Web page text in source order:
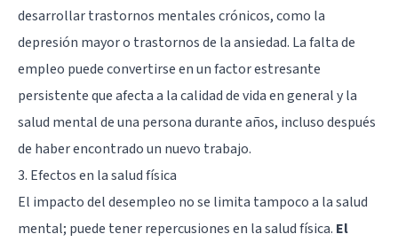
desarrollar trastornos mentales crónicos, como la
depresión mayor o trastornos de la ansiedad. La falta de
empleo puede convertirse en un factor estresante
persistente que afecta a la calidad de vida en general y la
salud mental de una persona durante años, incluso después
de haber encontrado un nuevo trabajo.
3. Efectos en la salud física
El impacto del desempleo no se limita tampoco a la salud
mental; puede tener repercusiones en la salud física. El